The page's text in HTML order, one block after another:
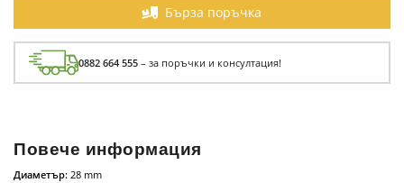
Бърза поръчка
0882 664 555 – за поръчки и консултация!
Повече информация
Диаметър: 28 mm